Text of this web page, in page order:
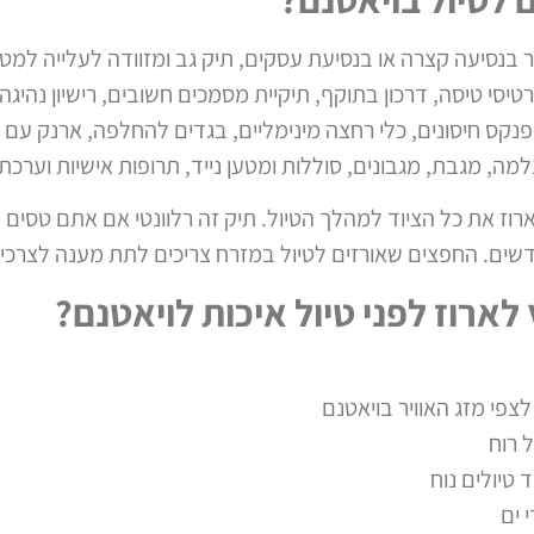
בנסיעה קצרה או בנסיעת עסקים, תיק גב ומזוודה לעלייה
טיסה, דרכון בתוקף, תיקיית מסמכים חשובים, רישיון
מגבת, מגבונים, סוללות ומטען נייד, תרופות אישיות
את כל הציוד למהלך הטיול. תיק זה רלוונטי אם אתם טסים
החפצים שאורזים לטיול במזרח צריכים לתת מענה
לפני טיול איכות לויאטנם?
מזג האוויר בויאטנם
רוח